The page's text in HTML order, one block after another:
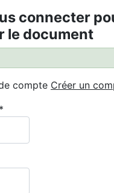
connecter
le document
compte Créer un
*